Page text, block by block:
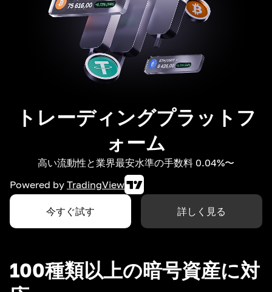
トレーディングプラットフ
ォーム
高い流動性と業界最安水準の手数料 0.04%〜
Powered by TradingView
今すぐ試す 詳しく見る
100種類以上の暗号資産に対